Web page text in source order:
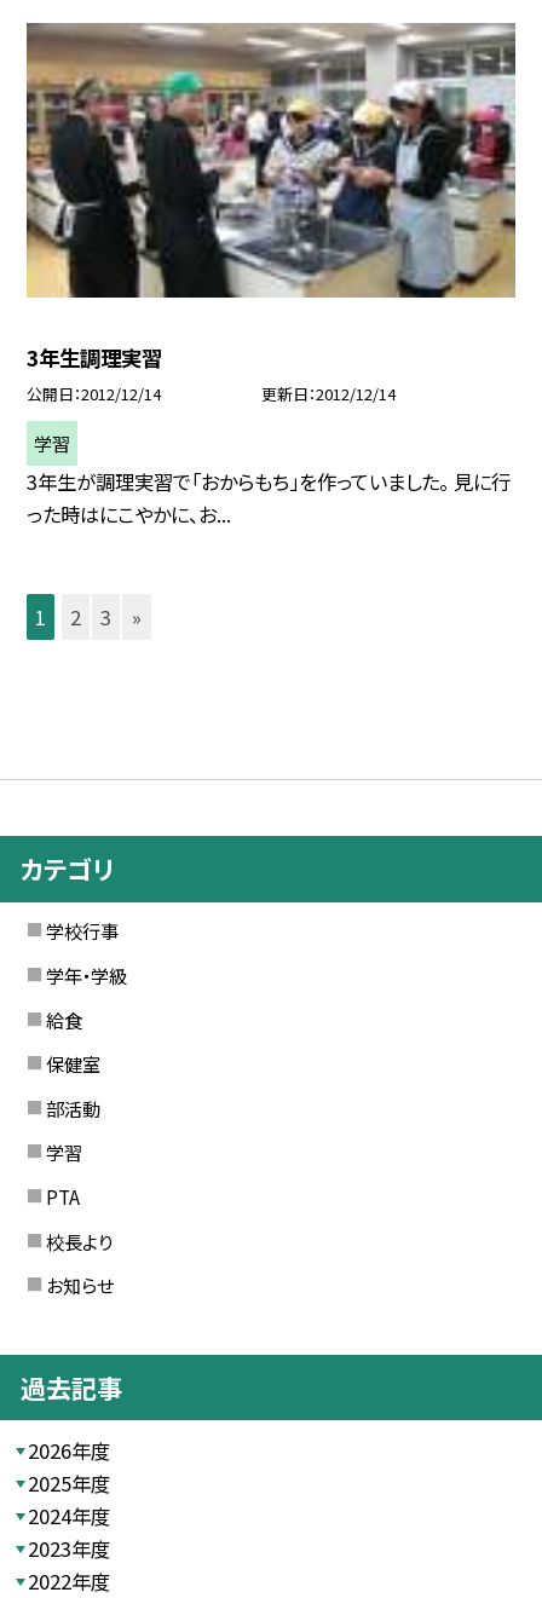
3年生調理実習
公開日 2012/12/14 更新日 2012/12/14
学習
3年生が調理実習で「おからもち」を作っていました。 見に行
った時はにこやかに、お...
1 2 3 »
カテゴリ
学校行事
学年・学級
給食
保健室
部活動
学習
PTA
校長より
お知らせ
過去記事
2026年度
2025年度
2024年度
2023年度
2022年度